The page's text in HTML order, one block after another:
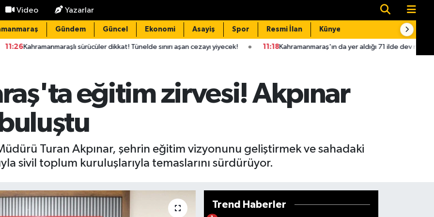
Video Yazarlar
Gündem Güncel Ekonomi Asayiş Spor Resmi İlan Künye
sürücüler dikkat! Tünelde sınırı aşan cezayı yiyecek! 11:18Kahramanmaraş'ın da yer aldığı 71 ilde dev narkotik operasyonu!
eğitim zirvesi! Akpınar
Turan Akpınar, şehrin eğitim vizyonunu geliştirmek ve sahadaki
sivil toplum kuruluşlarıyla temaslarını sürdürüyor.
Trend Haberler